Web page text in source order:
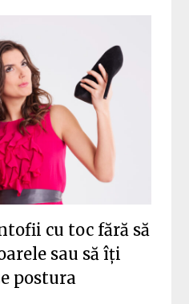
cu toc fără să
sau să îți
postura